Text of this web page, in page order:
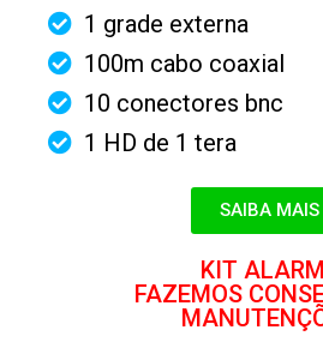
1 grade externa
100m cabo coaxial
10 conectores bnc
1 HD de 1 tera
SAIBA MAIS
KIT
FAZEMOS